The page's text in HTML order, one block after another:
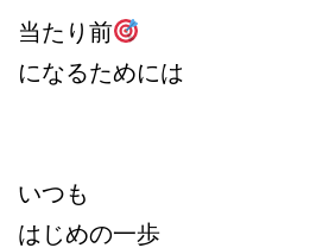
当たり前
になるためには
いつも
はじめの一歩